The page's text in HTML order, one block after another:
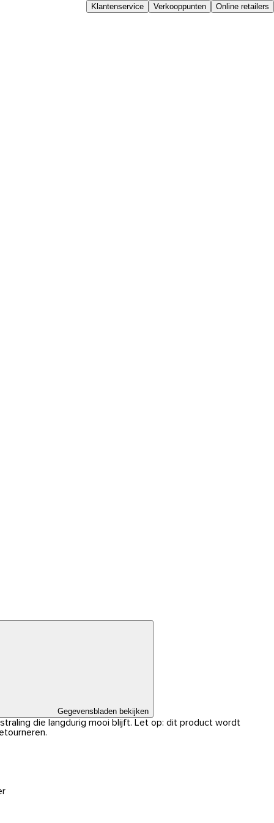
Klantenservice Verkooppunten Online retailers
Gegevensbladen bekijken
die langdurig mooi blijft. Let op: dit product wordt